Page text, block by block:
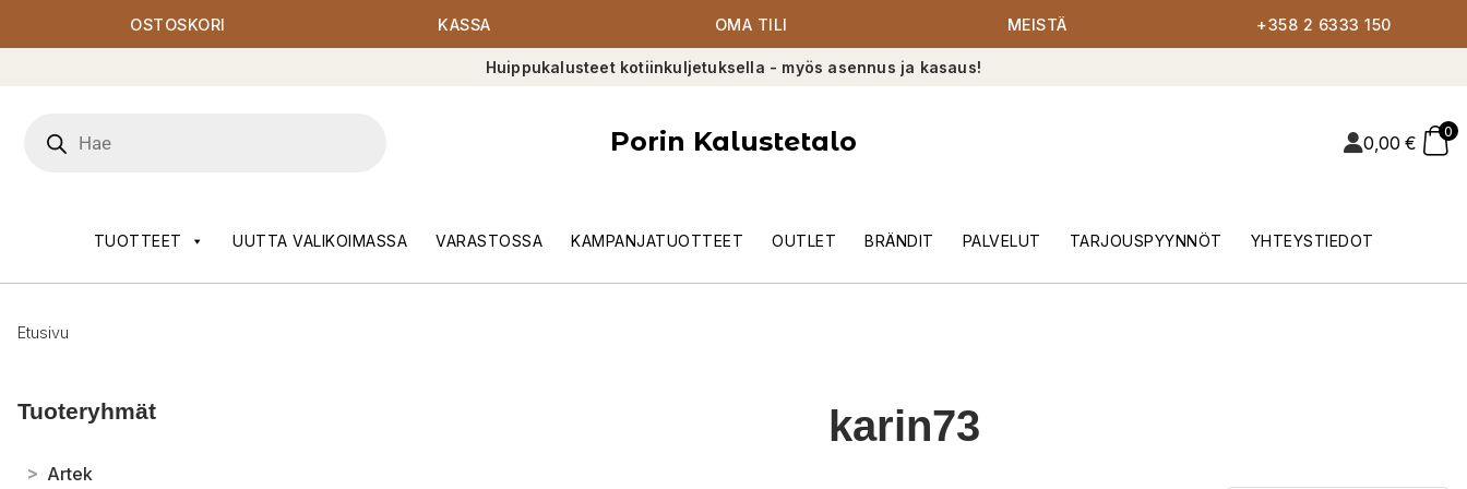
OSTOSKORI KASSA OMA TILI MEISTÄ +358 2 6333 150
Huippukalusteet kotiinkuljetuksella - myös asennus ja kasaus!
search
Porin Kalustetalo 0,00 €
0
TUOTTEET UUTTA VALIKOIMASSA VARASTOSSA KAMPANJATUOTTEET OUTLET BRÄNDIT PALVELUT TARJOUSPYYNNÖT YHTEYSTIEDOT
Etusivu
Tuoteryhmät
> Artek
karin73